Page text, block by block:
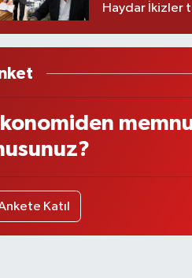
Haydar İkizler
Katıl